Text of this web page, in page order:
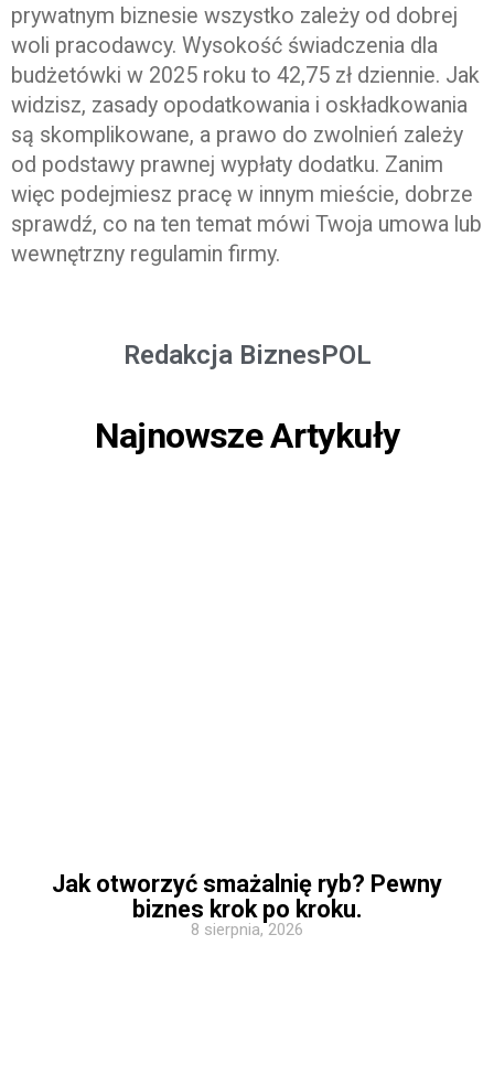
prywatnym biznesie wszystko zależy od dobrej
woli pracodawcy. Wysokość świadczenia dla
budżetówki w 2025 roku to 42,75 zł dziennie. Jak
widzisz, zasady opodatkowania i oskładkowania
są skomplikowane, a prawo do zwolnień zależy
od podstawy prawnej wypłaty dodatku. Zanim
więc podejmiesz pracę w innym mieście, dobrze
sprawdź, co na ten temat mówi Twoja umowa lub
wewnętrzny regulamin firmy.
Redakcja BiznesPOL
Najnowsze Artykuły
Jak otworzyć smażalnię ryb? Pewny
biznes krok po kroku.
8 sierpnia, 2026